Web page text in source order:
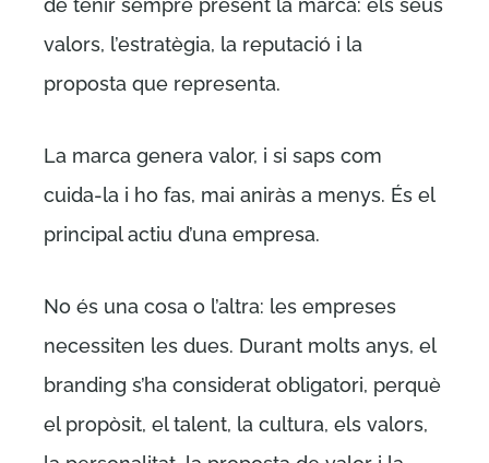
de tenir sempre present la marca: els seus
valors, l’estratègia, la reputació i la
proposta que representa.
La marca genera valor, i si saps com
cuida-la i ho fas, mai aniràs a menys. És el
principal actiu d’una empresa.
No és una cosa o l’altra: les empreses
necessiten les dues. Durant molts anys, el
branding s’ha considerat obligatori, perquè
el propòsit, el talent, la cultura, els valors,